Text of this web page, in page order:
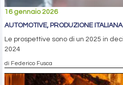
16 gennaio 2026
AUTOMOTIVE, PRODUZIONE
Le prospettive sono di un 2025 in
2024
di Federico Fusca